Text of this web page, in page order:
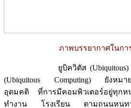
ภาพบรรยากาศในก
ยูบิควิตัส (Ubiquitous) หรื
(Ubiquitous Computing) ยังหมาย
อุดมคติ ที่การมีคอมพิวเตอร์อยู่ทุ
ทำงาน โรงเรียน ตามถนนหนท